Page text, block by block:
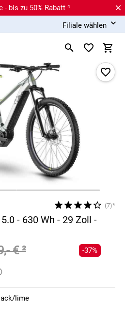
- bis zu 50% Rabatt ⁴
Filiale wählen
(7)*
- 630 Wh - 29 Zoll -
€² -37%
lime